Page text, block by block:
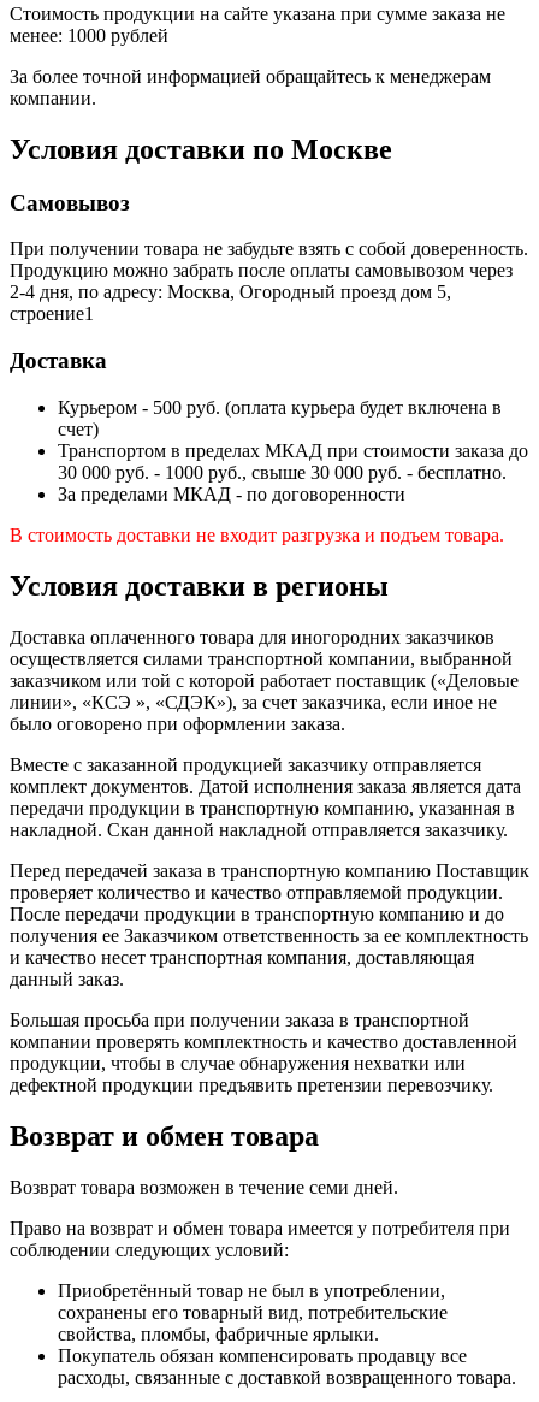
Стоимость продукции на сайте указана при сумме заказа не
менее: 1000 рублей
За более точной информацией обращайтесь к менеджерам
компании.
Условия доставки по Москве
Самовывоз
При получении товара не забудьте взять с собой доверенность.
Продукцию можно забрать после оплаты самовывозом через
2-4 дня, по адресу: Москва, Огородный проезд дом 5,
строение1
Доставка
Курьером - 500 руб. (оплата курьера будет включена в
счет)
Транспортом в пределах МКАД при стоимости заказа до
30 000 руб. - 1000 руб., свыше 30 000 руб. - бесплатно.
За пределами МКАД - по договоренности
В стоимость доставки не входит разгрузка и подъем товара.
Условия доставки в регионы
Доставка оплаченного товара для иногородних заказчиков
осуществляется силами транспортной компании, выбранной
заказчиком или той с которой работает поставщик («Деловые
линии», «КСЭ », «СДЭК»), за счет заказчика, если иное не
было оговорено при оформлении заказа.
Вместе с заказанной продукцией заказчику отправляется
комплект документов. Датой исполнения заказа является дата
передачи продукции в транспортную компанию, указанная в
накладной. Скан данной накладной отправляется заказчику.
Перед передачей заказа в транспортную компанию Поставщик
проверяет количество и качество отправляемой продукции.
После передачи продукции в транспортную компанию и до
получения ее Заказчиком ответственность за ее комплектность
и качество несет транспортная компания, доставляющая
данный заказ.
Большая просьба при получении заказа в транспортной
компании проверять комплектность и качество доставленной
продукции, чтобы в случае обнаружения нехватки или
дефектной продукции предъявить претензии перевозчику.
Возврат и обмен товара
Возврат товара возможен в течение семи дней.
Право на возврат и обмен товара имеется у потребителя при
соблюдении следующих условий:
Приобретённый товар не был в употреблении,
сохранены его товарный вид, потребительские
свойства, пломбы, фабричные ярлыки.
Покупатель обязан компенсировать продавцу все
расходы, связанные с доставкой возвращенного товара.